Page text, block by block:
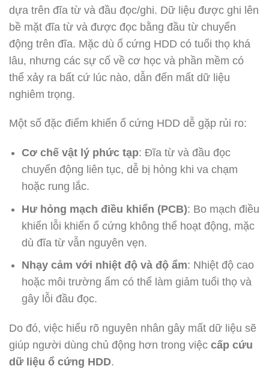
dựa trên đĩa từ và đầu đọc/ghi. Dữ liệu được ghi lên
bề mặt đĩa từ và được đọc bằng đầu từ chuyển
động trên đĩa. Mặc dù ổ cứng HDD có tuổi thọ khá
lâu, nhưng các sự cố về cơ học và phần mềm có
thể xảy ra bất cứ lúc nào, dẫn đến mất dữ liệu
nghiêm trọng.
Một số đặc điểm khiến ổ cứng HDD dễ gặp rủi ro:
Cơ chế vật lý phức tạp: Đĩa từ và đầu đọc
chuyển động liên tục, dễ bị hỏng khi va chạm
hoặc rung lắc.
Hư hỏng mạch điều khiển (PCB): Bo mạch điều
khiển lỗi khiến ổ cứng không thể hoạt động, mặc
dù đĩa từ vẫn nguyên vẹn.
Nhạy cảm với nhiệt độ và độ ẩm: Nhiệt độ cao
hoặc môi trường ẩm có thể làm giảm tuổi thọ và
gây lỗi đầu đọc.
Do đó, việc hiểu rõ nguyên nhân gây mất dữ liệu sẽ
giúp người dùng chủ động hơn trong việc cấp cứu
dữ liệu ổ cứng HDD.